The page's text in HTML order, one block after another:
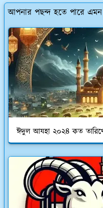
আপনার পছন্দ হতে পারে
ঈদুল আযহা ২০২৪ কত